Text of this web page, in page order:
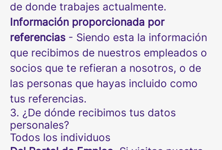
de donde trabajes actualmente.
Información proporcionada por
referencias - Siendo esta la información
que recibimos de nuestros empleados o
socios que te refieran a nosotros, o de
las personas que hayas incluido como
tus referencias.
3. ¿De dónde recibimos tus datos
personales?
Todos los individuos